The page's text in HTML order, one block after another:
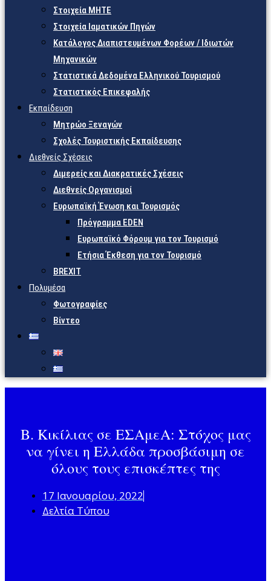
Στοιχεία ΜΗΤΕ
Στοιχεία Ιαματικών Πηγών
Κατάλογος Διαπιστευμένων Φορέων / Ιδιωτών
Μηχανικών
Στατιστικά Δεδομένα Ελληνικού Τουρισμού
Στατιστικός Επικεφαλής
Εκπαίδευση
Μητρώο Ξεναγών
Σχολές Τουριστικής Εκπαίδευσης
Διεθνείς Σχέσεις
Διμερείς και Διακρατικές Σχέσεις
Διεθνείς Οργανισμοί
Ευρωπαϊκή Ένωση και Τουρισμός
Πρόγραμμα EDEN
Ευρωπαϊκό Φόρουμ για τον Τουρισμό
Ετήσια Έκθεση για τον Τουρισμό
BREXIT
Πολυμέσα
Φωτογραφίες
Βίντεο
Β. Κικίλιας σε ΕΣΑμεΑ: Στόχος μας
να γίνει η Ελλάδα προσβάσιμη σε
όλους τους επισκέπτες της
17 Ιανουαρίου, 2022
Δελτία Τύπου